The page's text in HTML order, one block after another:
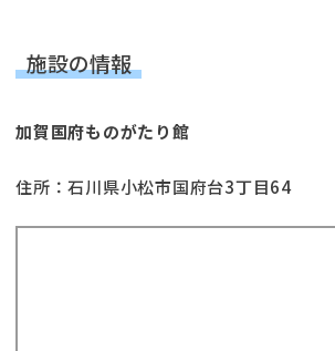
施設の情報
加賀国府ものがたり館
住所：石川県小松市国府台3丁目64